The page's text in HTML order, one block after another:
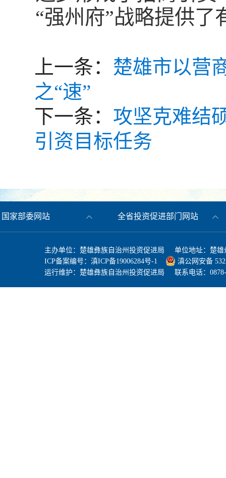
“强州府”战略提供
上一条： 楚雄市以营
之“速”
下一条： 攻坚克难结
引资目标任务
国家部委网站 全省投资促进部门网站
主办单位：楚雄彝族自治州投资促进局 单位地址：楚
ICP备案编号： 滇ICP备19006284号-1
滇公网安备
运行维护：楚雄彝族自治州投资促进局 联系电话：